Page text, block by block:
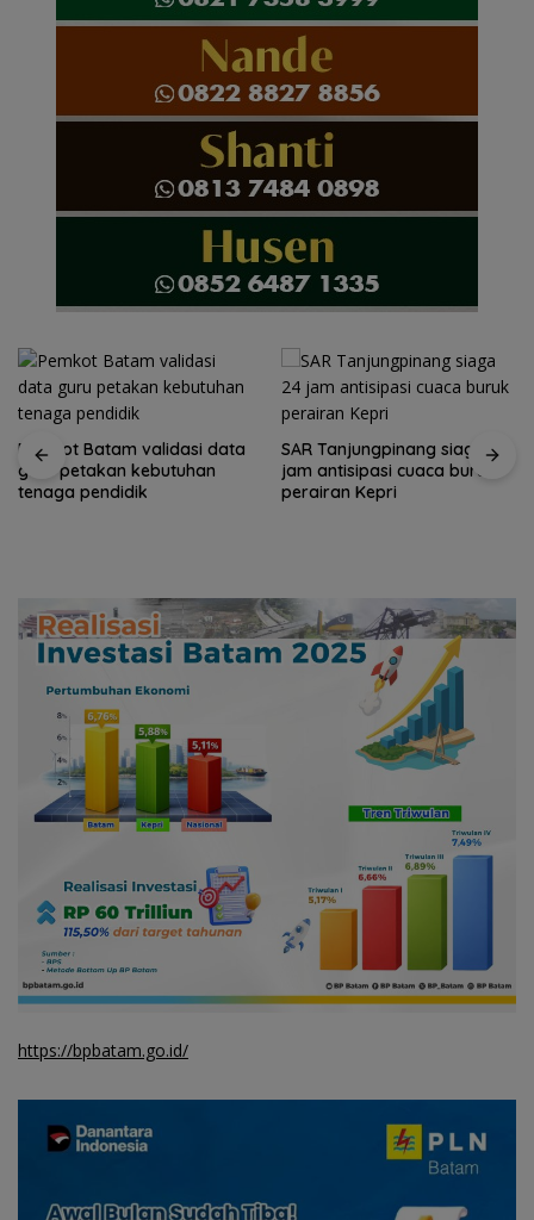
Pemkot Batam validasi data
guru petakan kebutuhan
tenaga pendidik
SAR Tanjungpinang siaga 24
jam antisipasi cuaca buruk
perairan Kepri
https://bpbatam.go.id/